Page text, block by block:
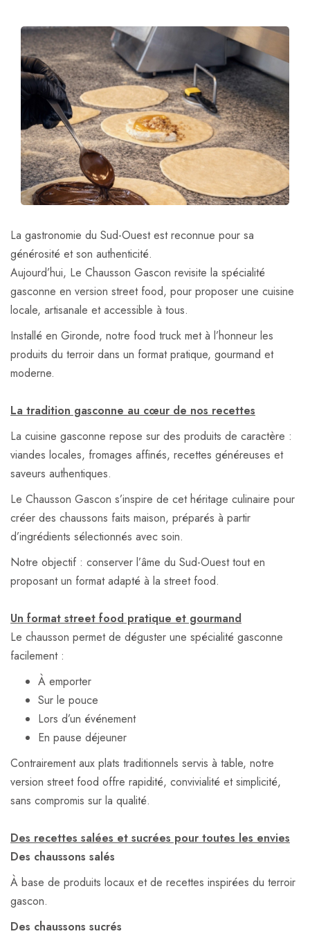
La gastronomie du Sud-Ouest est reconnue pour sa
générosité et son authenticité.
Aujourd’hui, Le Chausson Gascon revisite la spécialité
gasconne en version street food, pour proposer une cuisine
locale, artisanale et accessible à tous.
Installé en Gironde, notre food truck met à l’honneur les
produits du terroir dans un format pratique, gourmand et
moderne.
La tradition gasconne au cœur de nos recettes
La cuisine gasconne repose sur des produits de caractère :
viandes locales, fromages affinés, recettes généreuses et
saveurs authentiques.
Le Chausson Gascon s’inspire de cet héritage culinaire pour
créer des chaussons faits maison, préparés à partir
d’ingrédients sélectionnés avec soin.
Notre objectif : conserver l’âme du Sud-Ouest tout en
proposant un format adapté à la street food.
Un format street food pratique et gourmand
Le chausson permet de déguster une spécialité gasconne
facilement :
À emporter
Sur le pouce
Lors d’un événement
En pause déjeuner
Contrairement aux plats traditionnels servis à table, notre
version street food offre rapidité, convivialité et simplicité,
sans compromis sur la qualité.
Des recettes salées et sucrées pour toutes les envies
Des chaussons salés
À base de produits locaux et de recettes inspirées du terroir
gascon.
Des chaussons sucrés